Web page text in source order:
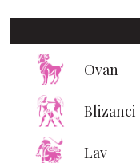
Ovan
Blizanci
Lav